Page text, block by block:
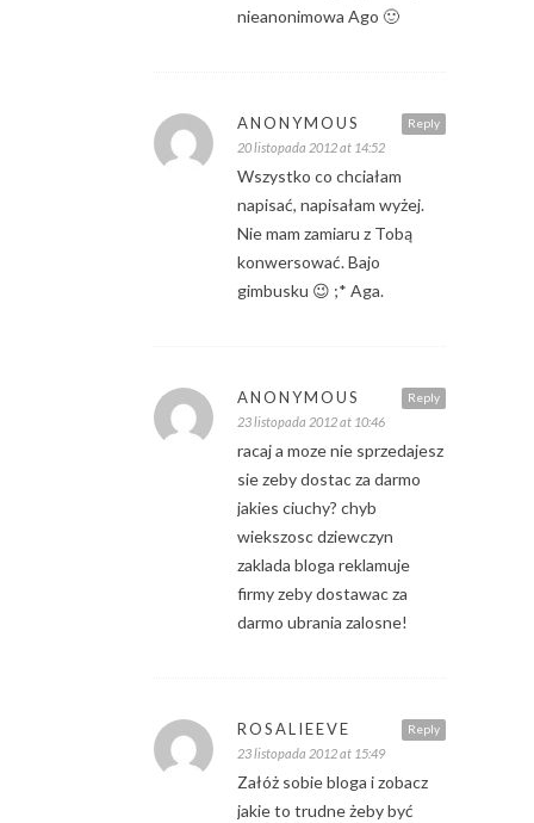
nieanonimowa Ago 🙂
Reply
ANONYMOUS
20 listopada 2012 at 14:52
Wszystko co chciałam
napisać, napisałam wyżej.
Nie mam zamiaru z Tobą
konwersować. Bajo
gimbusku 😉 ;* Aga.
Reply
ANONYMOUS
23 listopada 2012 at 10:46
racaj a moze nie sprzedajesz
sie zeby dostac za darmo
jakies ciuchy? chyb
wiekszosc dziewczyn
zaklada bloga reklamuje
firmy zeby dostawac za
darmo ubrania zalosne!
Reply
ROSALIEEVE
23 listopada 2012 at 15:49
Załóż sobie bloga i zobacz
jakie to trudne żeby być